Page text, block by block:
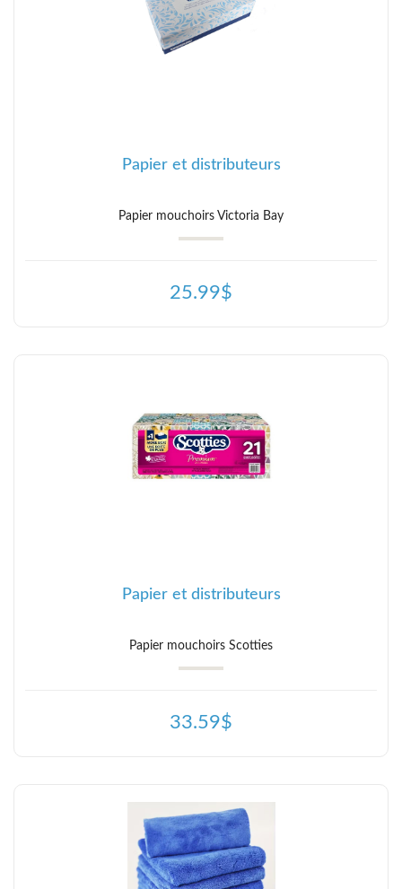
Papier et distributeurs
Papier mouchoirs Victoria Bay
25.99$
Papier et distributeurs
Papier mouchoirs Scotties
33.59$